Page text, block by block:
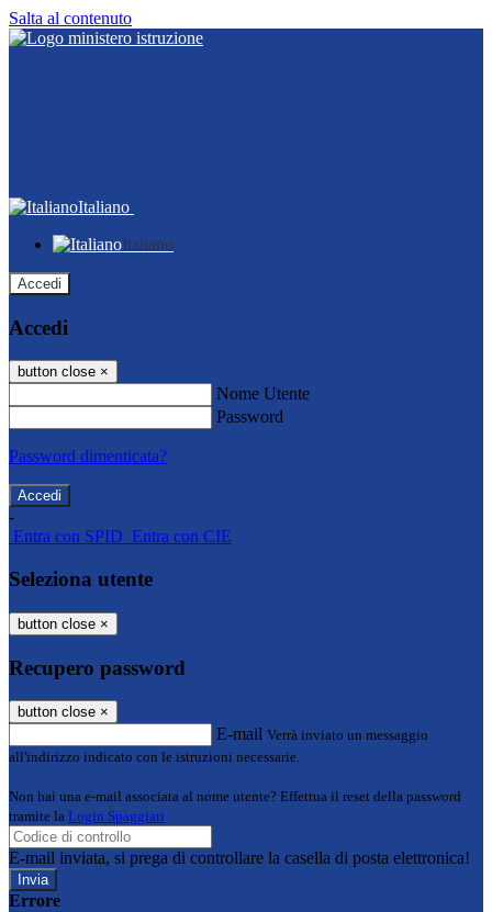
Salta al contenuto
Italiano
Italiano
Accedi
Accedi
button close ×
Nome Utente
Password
Password dimenticata?
-
Entra con SPID Entra con CIE
Seleziona utente
button close ×
Recupero password
button close ×
E-mail Verrà inviato un messaggio
all'indirizzo indicato con le istruzioni necessarie.
Non hai una e-mail associata al nome utente? Effettua il reset della password
tramite la Login Spaggiari
E-mail inviata, si prega di controllare la casella di posta elettronica!
Errore